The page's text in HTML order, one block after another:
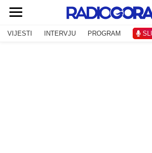
VIJESTI INTERVJU PROGRAM